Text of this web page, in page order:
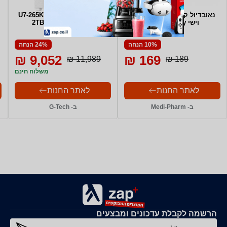
נאובדיול קרם עיניים ושפתיים
וישי Vichy במבצע
10% הנחה
189 ₪
169 ₪
לאתר החנות
ב- Medi-Pharm
מחשב גיימינג U7-265KF+SSD
2TB+32G+RTX 5070
24% הנחה
11,989 ₪
9,052 ₪
משלוח חינם
לאתר החנות
ב- G-Tech
הרשמה לקבלת עדכונים ומבצעים